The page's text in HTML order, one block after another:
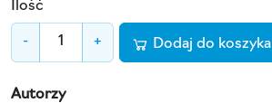
Ilość
- + Dodaj do koszyka
Autorzy